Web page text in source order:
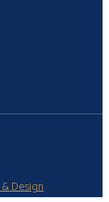
Design